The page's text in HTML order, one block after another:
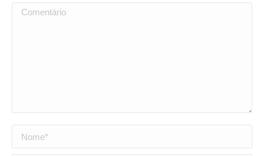
Comentário
Nome *